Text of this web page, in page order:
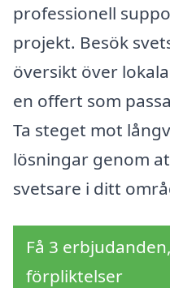
professionell
projekt. Besök
översikt över
en offert som
Ta steget mot
lösningar genom
svetsare i ditt
Få 3
förpliktelser